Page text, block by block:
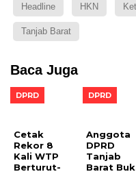
Headline HKN
Tanjab Barat
Baca Juga
DPRD
Cetak
Rekor 8
Kali WTP
Berturut-
DPRD
Anggota
DPRD
Tanjab
Barat